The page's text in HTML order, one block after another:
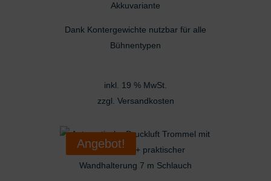
war:
1.350 €1.245 €.
Akkuvariante
Dank Kontergewichte nutzbar für alle
Bühnentypen
inkl. 19 % MwSt.
zzgl. Versandkosten
Angebot!